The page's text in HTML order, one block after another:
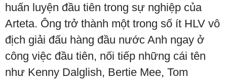
huấn luyện đầu tiên trong sự nghiệp của
Arteta. Ông trở thành một trong số ít HLV vô
địch giải đấu hàng đầu nước Anh ngay ở
công việc đầu tiên, nối tiếp những cái tên
như Kenny Dalglish, Bertie Mee, Tom